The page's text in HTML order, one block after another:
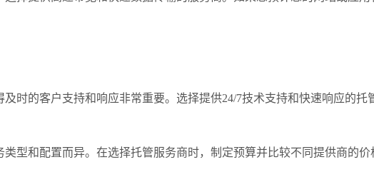
的客户支持和响应非常重要。选择提供24/7技术支持和快速响应的托
和配置而异。在选择托管服务商时，制定预算并比较不同提供商的价